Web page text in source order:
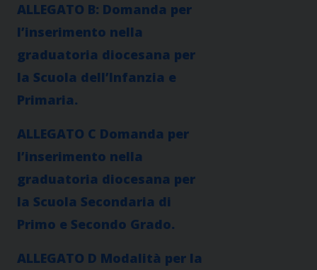
ALLEGATO B: Domanda per
l’inserimento nella
graduatoria diocesana per
la Scuola dell’Infanzia e
Primaria.
ALLEGATO C Domanda per
l’inserimento nella
graduatoria diocesana per
la Scuola Secondaria di
Primo e Secondo Grado.
ALLEGATO D Modalità per la